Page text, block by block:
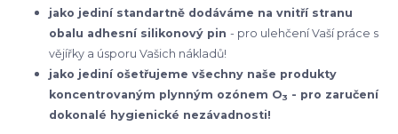
jako jediní standartně dodáváme na vnitří stranu
obalu adhesní silikonový pin - pro ulehčení Vaší práce s
vějířky a úsporu Vašich nákladů!
jako jediní ošetřujeme všechny naše produkty
koncentrovaným plynným ozónem O3 - pro zaručení
dokonalé hygienické nezávadnosti!